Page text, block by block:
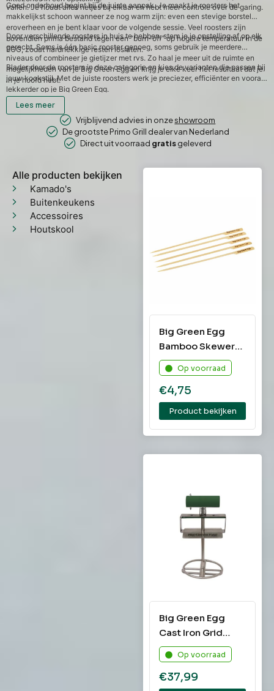
vallen. Je houdt alles netjes bij elkaar en hebt meer controle over de garing.
Goed onderhoud begint bij de juiste aanpak. Je maakt je roosters het
makkelijkst schoon wanneer ze nog warm zijn: even een stevige borstel
eroverheen en je bent klaar voor de volgende sessie. Veel roosters zijn
bovendien prima bestand tegen een “burn-off” op hogere temperatuur in de
EGG, zodat hardnekkige resten loslaten.
Door verschillende roosters in huis te hebben, stem je je opstelling af op elk
gerecht. Soms is één basic rooster genoeg, soms gebruik je meerdere
niveaus of combineer je gietijzer met rvs. Zo haal je meer uit de ruimte en
mogelijkheden van je Big Green Egg en krijg je elke keer het resultaat dat je
in je hoofd hebt.
Blader door de roosters in deze categorie en kies de varianten die passen bij
jouw kookstijl. Met de juiste roosters werk je preciezer, efficiënter en vooral
lekkerder op je Big Green Egg.
Lees meer
Vrijblijvend advies in onzeshowroom
De grootste Primo Grill dealer van Nederland
Direct uit voorraad gratisgeleverd
Alle producten bekijken
Kamado's
Buitenkeukens
Accessoires
Houtskool
Big Green Egg
Bamboo Skewers
Logo – 25 skewers
Op voorraad
€4,75
Product bekijken
Big Green Egg
Cast Iron Grid
Lifter
Op voorraad
€37,99